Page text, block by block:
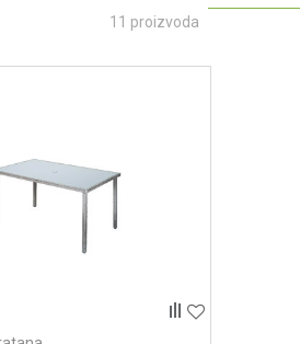
11 proizvoda